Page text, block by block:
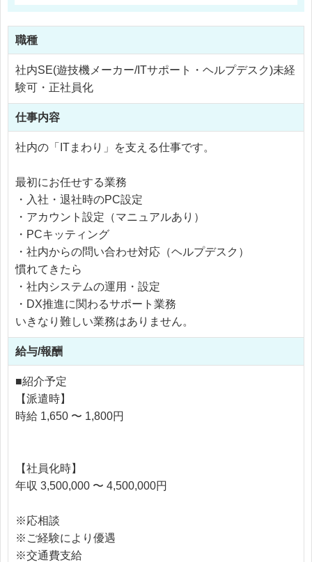
職種
社内SE(遊技機メーカー/ITサポート・ヘルプデスク)未経
験可・正社員化
仕事内容
社内の「ITまわり」を支える仕事です。
最初にお任せする業務
・入社・退社時のPC設定
・アカウント設定（マニュアルあり）
・PCキッティング
・社内からの問い合わせ対応（ヘルプデスク）
慣れてきたら
・社内システムの運用・設定
・DX推進に関わるサポート業務
いきなり難しい業務はありません。
給与/報酬
■紹介予定
【派遣時】
時給 1,650 〜 1,800円
【社員化時】
年収 3,500,000 〜 4,500,000円
※応相談
※ご経験により優遇
※交通費支給